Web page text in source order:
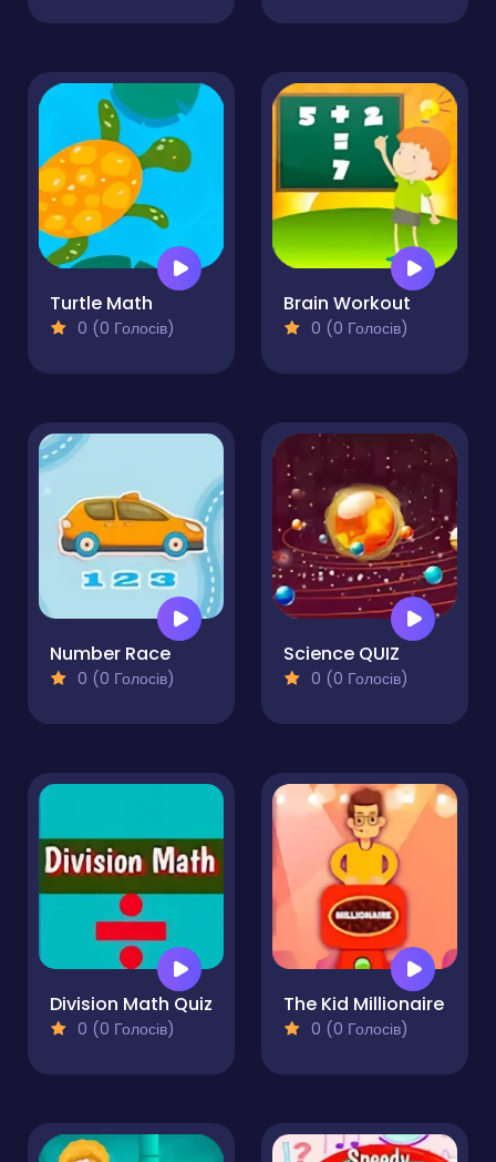
Turtle Math
0 (0 Голосів)
Brain Workout
0 (0 Голосів)
Number Race
0 (0 Голосів)
Science QUIZ
0 (0 Голосів)
Division Math Quiz
0 (0 Голосів)
The Kid Millionaire
0 (0 Голосів)